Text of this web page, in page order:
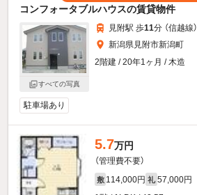
コンフォータブルハウスの賃貸物件
すべての写真
見附駅 歩11分 （信越線）
新潟県見附市新潟町
2階建 / 20年1ヶ月 / 木造
駐車場あり
5.7万円
（管理費不要）
敷 114,000円 礼 57,000円